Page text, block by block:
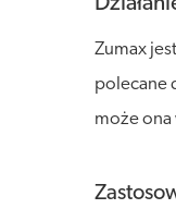
Zumax
polecane
może